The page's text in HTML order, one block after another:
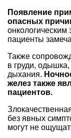
Появление
опасных
онкологическим
пациенты
Также
в груди,
дыхания.
желез также
пациентов.
без явных
могут не